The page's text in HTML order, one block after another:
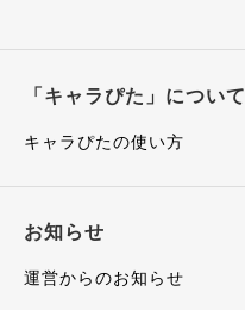
「キャラぴた」について
キャラぴたの使い方
お知らせ
運営からのお知らせ